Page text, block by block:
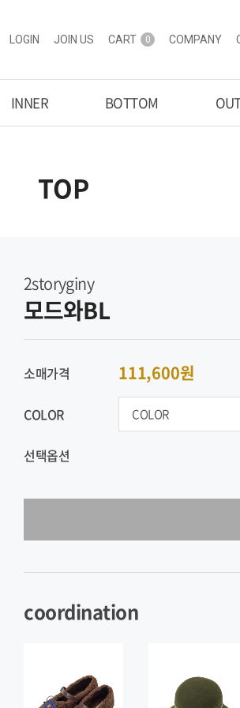
LOGIN JOIN US CART 0 COMPANY
INNER BOTTOM
TOP
2storyginy
모드와BL
소매가격 111,600원
COLOR
선택옵션
coordination